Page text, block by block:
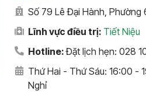
Số 79 Lê Đại Hành, Phường
Lĩnh vực điều trị: Tiết Niệu
Hotline:Đặt lịch hẹn: 028
Thứ Hai - Thứ Sáu: 16:00 -
Nghỉ